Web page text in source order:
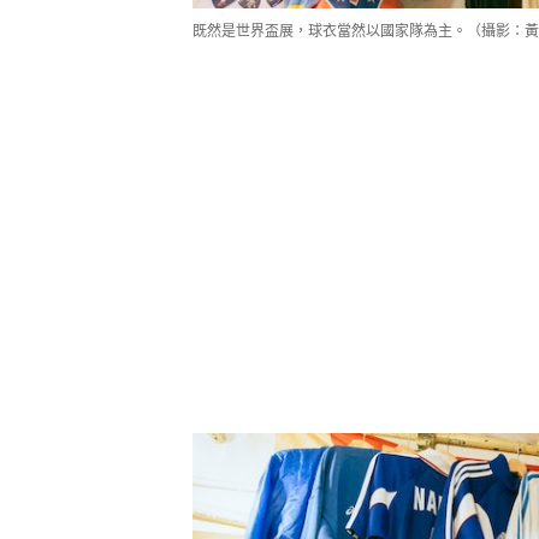
既然是世界盃展，球衣當然以國家隊為主。（攝影：